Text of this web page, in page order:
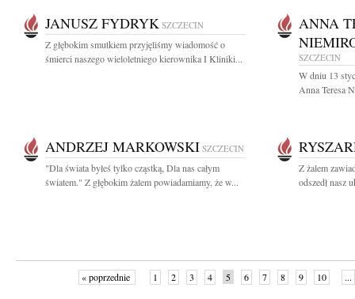
JANUSZ FYDRYK SZCZECIN
Z głębokim smutkiem przyjęliśmy wiadomość o
śmierci naszego wieloletniego kierownika I Kliniki...
ANNA
SZCZECIN
W dniu 13
Anna Teresa
ANDRZEJ MARKOWSKI SZCZECIN
"Dla świata byłeś tylko cząstką, Dla nas całym
światem." Z głębokim żalem powiadamiamy, że w...
Z żalem
odszedł nasz
« poprzednie 1 2 3 4 5 6 7 8 9 10 ...